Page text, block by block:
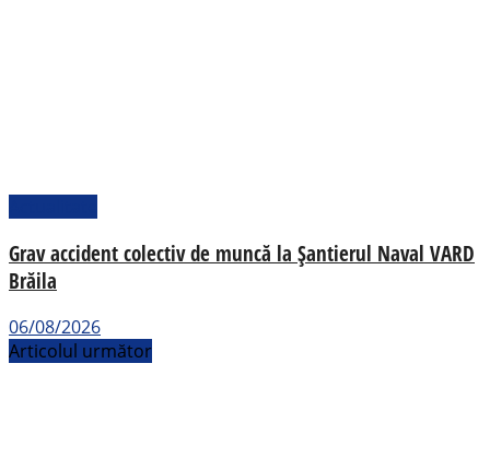
Grav accident colectiv de muncă la Șantierul Naval VARD
Brăila
06/08/2026
Articolul următor